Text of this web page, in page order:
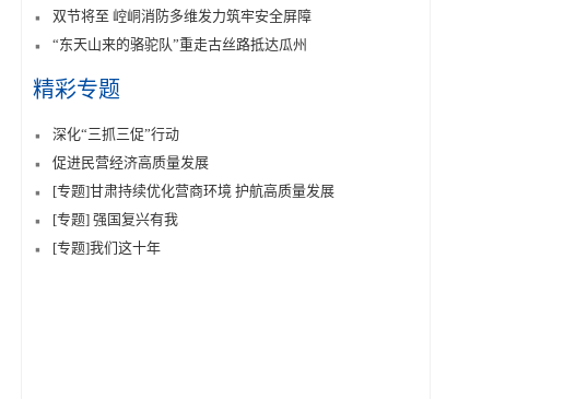
双节将至 崆峒消防多维发力筑牢安全屏障
“东天山来的骆驼队”重走古丝路抵达瓜州
精彩专题
深化“三抓三促”行动
促进民营经济高质量发展
[专题]甘肃持续优化营商环境 护航高质量发展
[专题] 强国复兴有我
[专题]我们这十年